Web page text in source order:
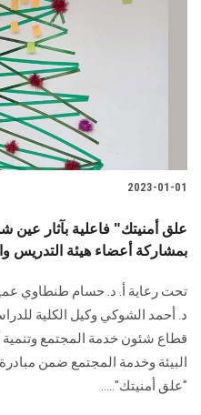
2023-01-01
بمشاركة أعضاء هيئة التدريس
تحت رعاية أ. د. حسام طنطاوي
د. أحمد الشوكي وكيل الكلية
قطاع شئون خدمة المجتمع
البيئة وخدمة المجتمع ضمن
"علق أمنيتك".....